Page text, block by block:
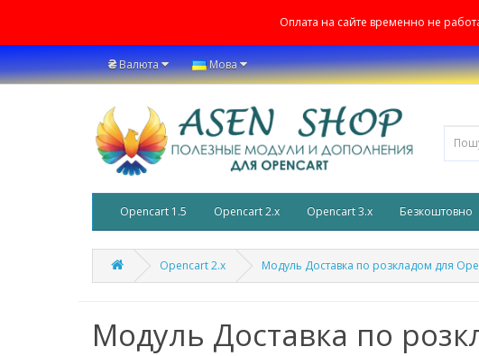
Оплата на сайте временно не
₴Валюта Мова
Opencart 1.5 Opencart 2.x Opencart 3.x Безкоштовно
Opencart 2.x Модуль Доставка по розкладом для
Модуль Доставка по